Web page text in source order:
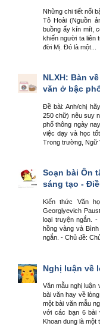
Những chi tiết nổi
Tô Hoài (Nguồn
buồng ấy kín mít,
khiến người ta liên
đời Mị. Đó là một...
NLXH: Bàn
văn ở bậc
Đề bài: Anh/chị
250 chữ) nêu suy
phổ thông ngày
việc dạy và học
Trong trường, Ngữ
Soạn bài Ôn
sáng tạo -
Kiến thức Văn
Georgiyevich
loại truyện ngắn.
hồng vàng và
ngắn. - Chủ đề:
Nghị luận về
Văn mẫu nghị luận
bài văn hay về
một bài văn mẫu
với các bạn 6 bài
Khoan dung là một